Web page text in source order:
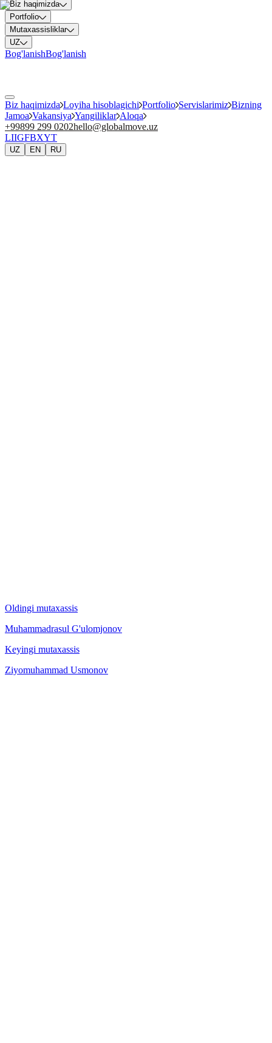
Biz haqimizda
Portfolio
Mutaxassisliklar
UZ
Bog'lanishBog'lanish
Biz haqimizda Loyiha hisoblagichi Portfolio Servislarimiz Bizning
Jamoa Vakansiya Yangiliklar Aloqa
+99899 299 0202hello@globalmove.uz
LIIGFBXYT
UZ EN RU
Oldingi mutaxassis
Muhammadrasul G'ulomjonov
Keyingi mutaxassis
Ziyomuhammad Usmonov